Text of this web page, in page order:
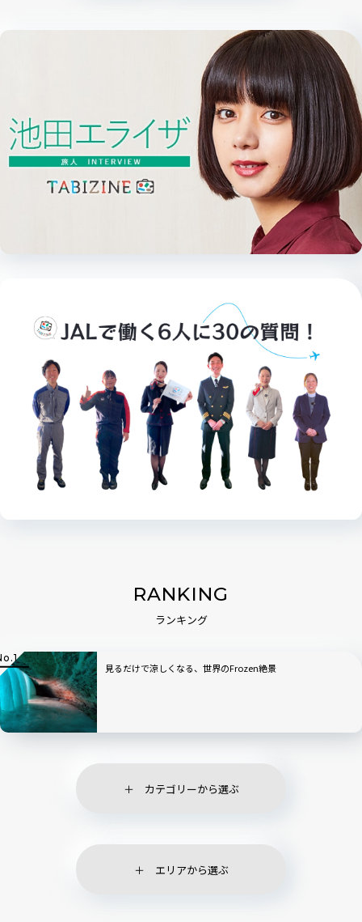
RANKING
ランキング
見るだけで涼しくなる、世界のFrozen絶景
カテゴリーから選ぶ
エリアから選ぶ